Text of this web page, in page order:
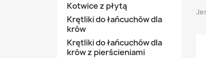
Kotwice z płytą
Krętliki do łańcuchów dla
krów
Krętliki do łańcuchów dla
krów z pierścieniami